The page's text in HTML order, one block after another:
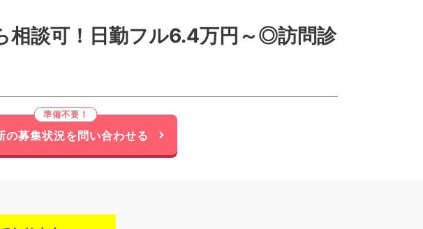
相談可！日勤フル6.4万円～◎訪問診
の募集状況を問い合わせる